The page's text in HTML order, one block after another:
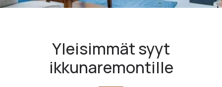
Yleisimmät syyt
ikkunaremontille